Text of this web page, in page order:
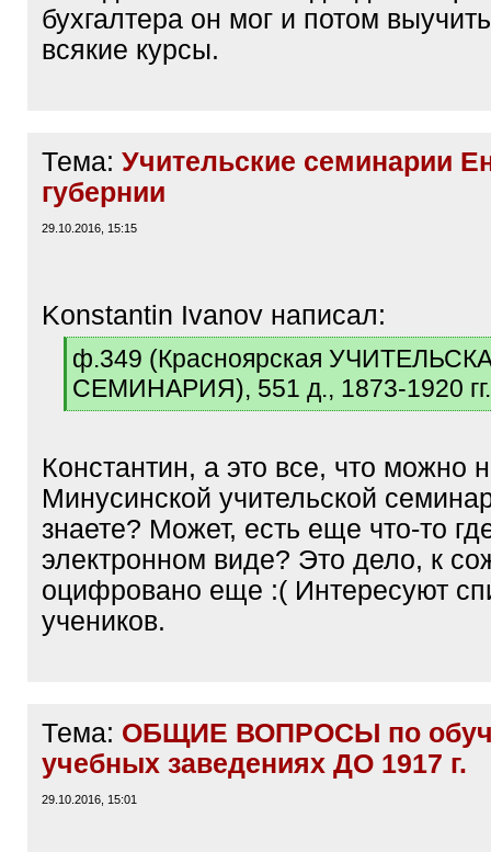
бухгалтера он мог и потом
всякие курсы.
Тема: Учительские семинарии
губернии
29.10.2016, 15:15
Konstantin Ivanov написал:
[
q
]
ф.349 (Красноярская
СЕМИНАРИЯ), 551 д., 1873-1920
[
Константин, а это все, что можно
Минусинской учительской
знаете? Может, есть еще что-то
электронном виде? Это дело, к
оцифровано еще :( Интересуют
учеников.
Тема: ОБЩИЕ ВОПРОСЫ по
учебных заведениях ДО 1917 г.
29.10.2016, 15:01